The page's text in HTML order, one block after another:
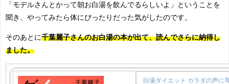
「モデルさんとかって朝お白湯を飲んでるらしいよ」ということを
聞き、やってみたら体にぴったりだった気がしたのです。
そのあとに千葉麗子さんのお白湯の本が出て、読んでさらに納得し
ました。
白湯ダイエット カラダの声に